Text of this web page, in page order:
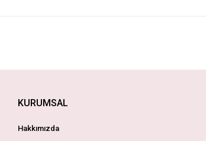
KURUMSAL
Hakkımızda